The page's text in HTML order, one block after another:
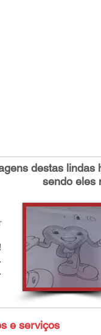
destas lindas
sendo eles
e serviços